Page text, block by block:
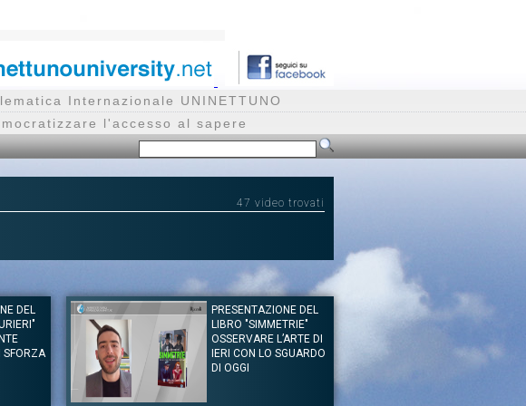
Internazionale UNINETTUNO
l'accesso al sapere
47 video trovati
DEL
SFORZA
PRESENTAZIONE DEL
LIBRO "SIMMETRIE"
OSSERVARE L’ARTE DI
IERI CON LO SGUARDO
DI OGGI